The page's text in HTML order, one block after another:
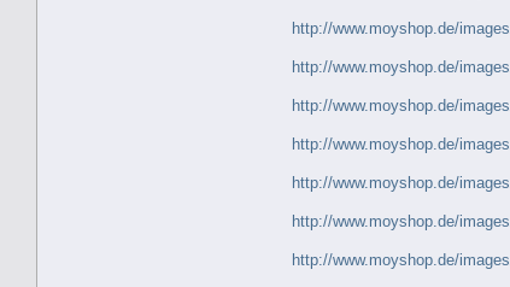
http://www.moyshop.de/
http://www.moyshop.de/
http://www.moyshop.de/
http://www.moyshop.de/
http://www.moyshop.de/
http://www.moyshop.de/
http://www.moyshop.de/